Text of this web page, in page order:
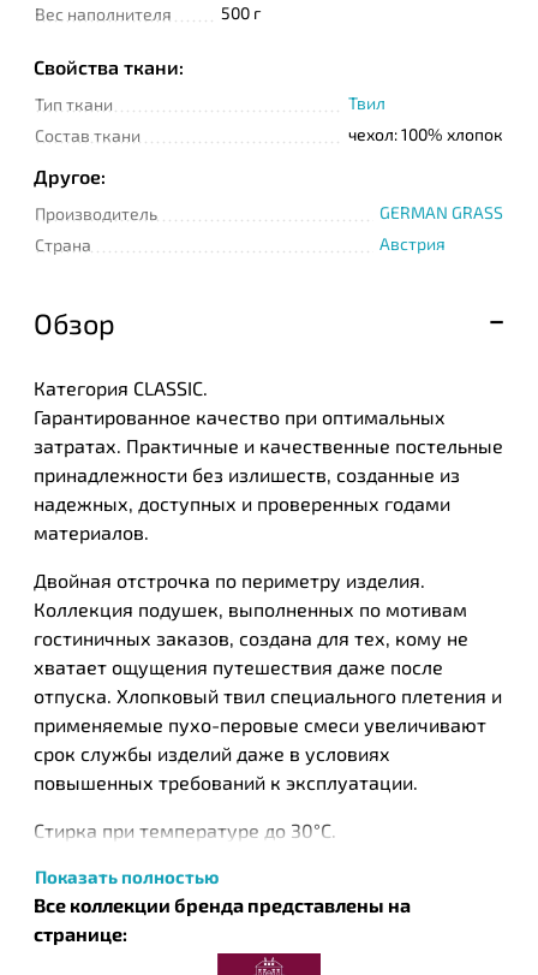
Вес наполнителя
500 г
Свойства ткани:
Тип ткани
Твил
Состав ткани
чехол: 100% хлопок
Другое:
Производитель
GERMAN GRASS
Страна
Австрия
Обзор
Категория CLASSIC.
Гарантированное качество при оптимальных
затратах. Практичные и качественные постельные
принадлежности без излишеств, созданные из
надежных, доступных и проверенных годами
материалов.
Двойная отстрочка по периметру изделия.
Коллекция подушек, выполненных по мотивам
гостиничных заказов, создана для тех, кому не
хватает ощущения путешествия даже после
отпуска. Хлопковый твил специального плетения и
применяемые пухо-перовые смеси увеличивают
срок службы изделий даже в условиях
повышенных требований к эксплуатации.
Стирка при температуре до 30°С.
ТМ German Grass — объединяет в себе опыт
австрийских мастеров-текстильщиков. Секреты их
мастерства, отточенные многолетним опытом,
легли в основу создания современной коллекции
Показать полностью
Все коллекции бренда представлены на
странице:
Подтверждаю